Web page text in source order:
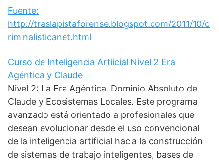
Fuente:
http://traslapistaforense.blogspot.com/2011/10/c
riminalisticanet.html
Curso de Inteligencia Artiicial Nivel 2 Era
Agéntica y Claude
Nivel 2: La Era Agéntica. Dominio Absoluto de
Claude y Ecosistemas Locales. Este programa
avanzado está orientado a profesionales que
desean evolucionar desde el uso convencional
de la inteligencia artificial hacia la construcción
de sistemas de trabajo inteligentes, bases de